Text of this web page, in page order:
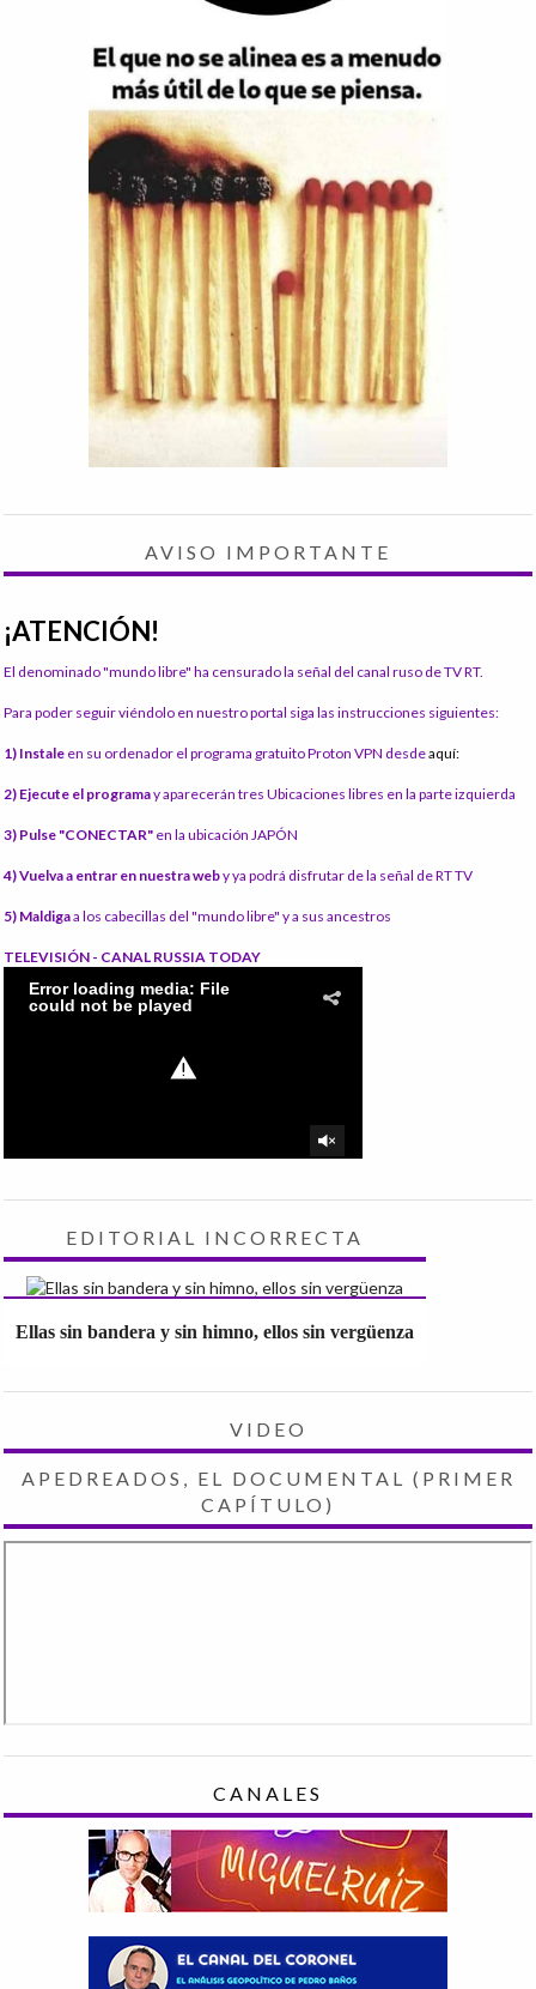
AVISO IMPORTANTE
¡ATENCIÓN!
El denominado "mundo libre" ha censurado la señal del canal ruso de TV RT.
Para poder seguir viéndolo en nuestro portal siga las instrucciones siguientes:
1) Instale en su ordenador el programa gratuito Proton VPN desdeaquí:
2) Ejecute el programay aparecerán tres Ubicaciones libres en la parte izquierda
3) Pulse "CONECTAR" en la ubicación JAPÓN
4) Vuelva a entrar en nuestra weby ya podrá disfrutar de la señal de RT TV
5) Maldigaa los cabecillas del "mundo libre" y a sus ancestros
TELEVISIÓN - CANAL RUSSIA TODAY
EDITORIAL INCORRECTA
Ellas sin bandera y sin himno, ellos sin vergüenza
VIDEO
APEDREADOS, EL DOCUMENTAL (PRIMER
CAPÍTULO)
CANALES